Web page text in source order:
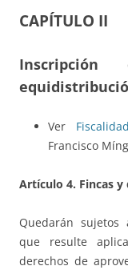
CAPÍTULO II
Ver
Francisco
Artículo 4. Fincas y
Quedarán
que resulte
derechos de